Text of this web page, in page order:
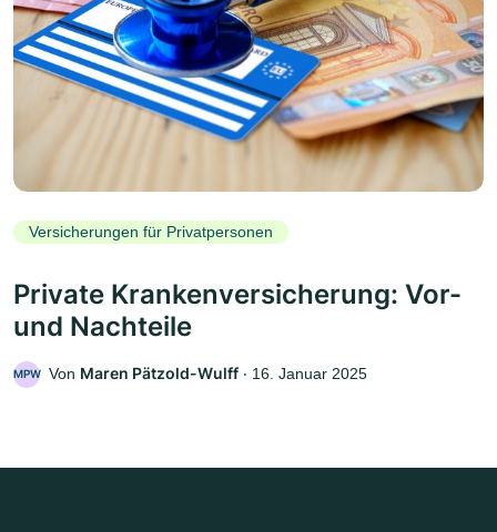
Versicherungen für Privatpersonen
Private Krankenversicherung: Vor-
und Nachteile
MPW Von Maren Pätzold-Wulff ‧ 16. Januar 2025